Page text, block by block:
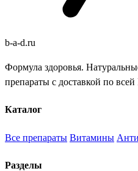
b-a-d.ru
Формула здоровья.
препараты с доставкой по всей
Каталог
Все препараты Витамины
Разделы